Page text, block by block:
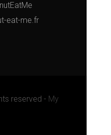
eat-me.fr
reserved - My